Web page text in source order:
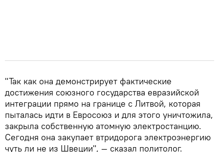
"Так как она демонстрирует фактические
достижения союзного государства евразийской
интеграции прямо на границе с Литвой, которая
пыталась идти в Евросоюз и для этого уничтожила,
закрыла собственную атомную электростанцию.
Сегодня она закупает втридорога электроэнергию
чуть ли не из Швеции", — сказал политолог.